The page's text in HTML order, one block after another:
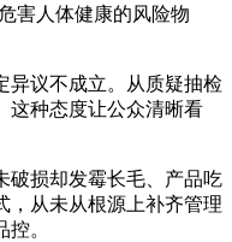
害人体健康的风险物
异议不成立。从质疑抽检
这种态度让公众清晰看
破损却发霉长毛、产品吃
从未从根源上补齐管理
。